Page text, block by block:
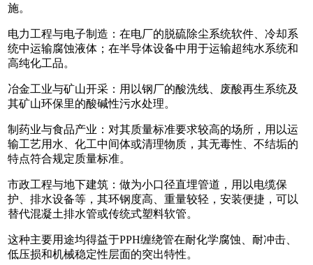
施。
电力工程与电子制造：在电厂的脱硫除尘系统软件、冷却系
统中运输腐蚀液体；在半导体设备中用于运输超纯水系统和
高纯化工品。
冶金工业与矿山开采：用以钢厂的酸洗线、废酸再生系统及
其矿山环保里的酸碱性污水处理。
制药业与食品产业：对其质量标准要求较高的场所，用以运
输工艺用水、化工中间体或清理物质，其无毒性、不结垢的
特点符合规定质量标准。
市政工程与地下建筑：做为小口径直埋管道，用以电缆保
护、排水设备等，其环钢度高、重量较轻，安装便捷，可以
替代混凝土排水管或传统式塑料软管。
这种主要用途均得益于PPH缠绕管在耐化学腐蚀、耐冲击、
低压损和机械稳定性层面的突出特性。